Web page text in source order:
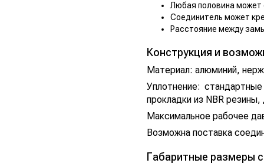
Любая половина может
Соединитель может
Расстояние между
Конструкция и
Материал: алюминий,
Уплотнение:
прокладки из NBR
Максимальное рабочее
Возможна поставка
Габаритные размеры